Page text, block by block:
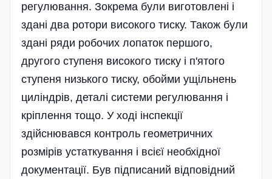
регулювання. Зокрема були виготовлені і
здані два ротори високого тиску. Також були
здані ряди робочих лопаток першого,
другого ступеня високого тиску і п'ятого
ступеня низького тиску, обойми ущільнень
циліндрів, деталі системи регулювання і
кріплення тощо. У ході інспекції
здійснювався контроль геометричних
розмірів устаткування і всієї необхідної
документації. Був підписаний відповідний